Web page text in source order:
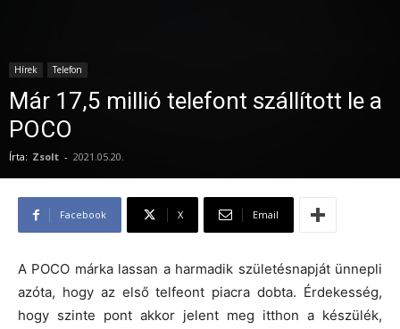
Hírek Telefon
Már 17,5 millió telefont szállított le a
POCO
Írta: Zsolt - 2021.05.20.
Facebook X Email
A POCO márka lassan a harmadik születésnapját ünnepli
azóta, hogy az első telfeont piacra dobta. Érdekesség,
hogy szinte pont akkor jelent meg itthon a készülék,